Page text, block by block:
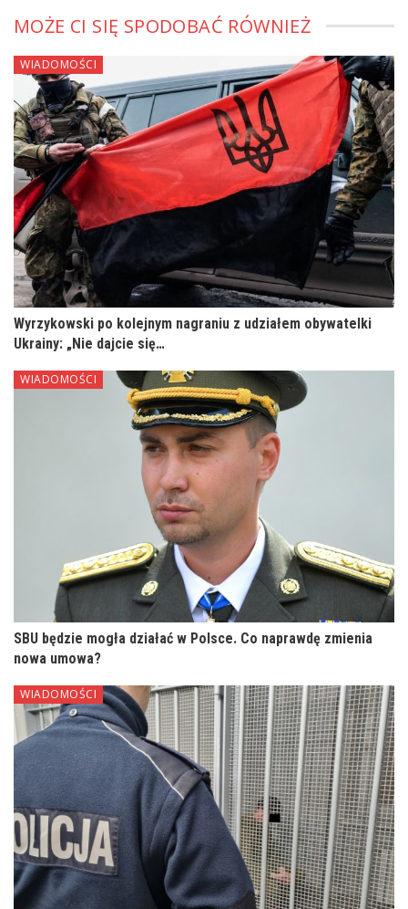
MOŻE CI SIĘ SPODOBAĆ RÓWNIEŻ
WIADOMOŚCI
Wyrzykowski po kolejnym nagraniu z udziałem obywatelki
Ukrainy: „Nie dajcie się…
WIADOMOŚCI
SBU będzie mogła działać w Polsce. Co naprawdę zmienia
nowa umowa?
WIADOMOŚCI